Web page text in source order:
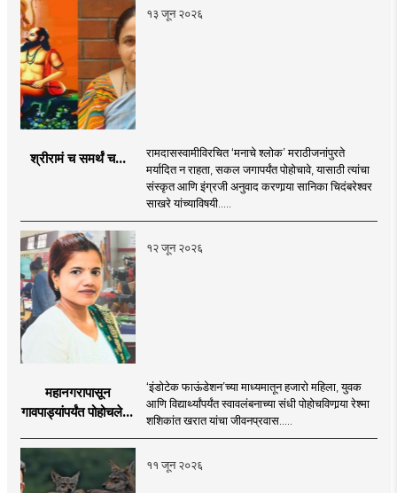
१३ जून २०२६
श्रीरामं च समर्थं च...
रामदासस्वामीविरचित ‘मनाचे श्लोक’ मराठीजनांपुरते
मर्यादित न राहता, सकल जगापर्यंत पोहोचावे, यासाठी त्यांचा
संस्कृत आणि इंग्रजी अनुवाद करणार्‍या सानिका चिदंबरेश्वर
साखरे यांच्याविषयी.....
१२ जून २०२६
महानगरापासून
गावपाड्यांपर्यंत पोहोचलेली
‘इंडोटेक फाऊंडेशन’च्या माध्यमातून हजारो महिला, युवक
आणि विद्यार्थ्यांपर्यंत स्वावलंबनाच्या संधी पोहोचविणार्‍या रेश्मा
शशिकांत खरात यांचा जीवनप्रवास.....
११ जून २०२६